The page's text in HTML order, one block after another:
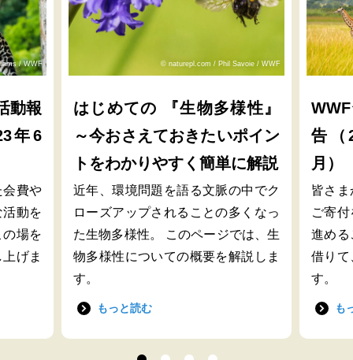
/ WWF
動報
年6
会費や
動を
場を
げま
© naturepl.com / Phil Savoie / WWF
はじめての 『生物多様性』
～今おさえておきたいポイン
トをわかりやすく簡単に解説
近年、環境問題を語る文脈の中でク
ローズアップされることの多くなっ
た生物多様性。 このページでは、生
物多様性についての概要を解説しま
す。
もっと読む
告（
月）
皆さ
ご寄
進める
借りて
す。
も